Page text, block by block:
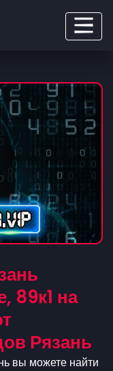
89к1 на
Рязань
вы можете найти